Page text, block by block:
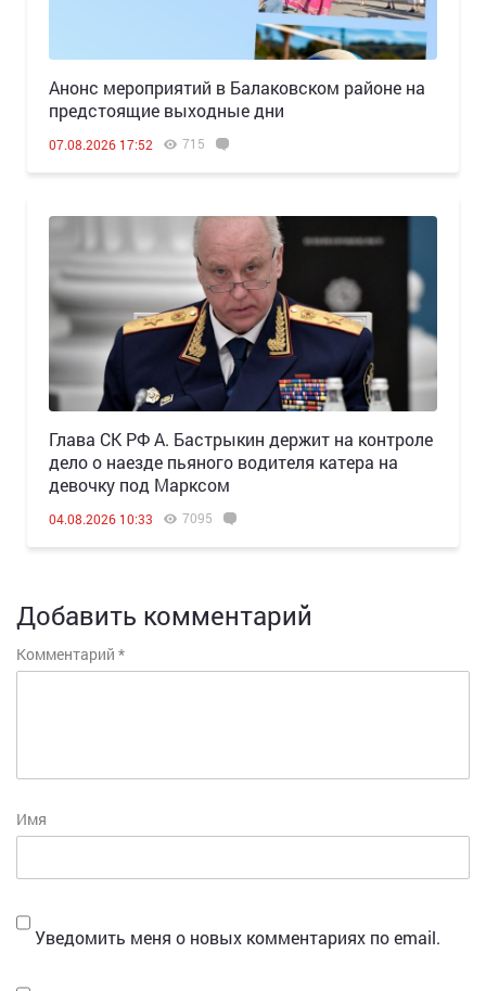
Анонс мероприятий в Балаковском районе на
предстоящие выходные дни
07.08.2026 17:52 715
Глава СК РФ А. Бастрыкин держит на контроле
дело о наезде пьяного водителя катера на
девочку под Марксом
04.08.2026 10:33 7095
Добавить комментарий
Комментарий *
Имя
Уведомить меня о новых комментариях по email.